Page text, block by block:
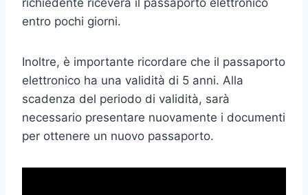
entro pochi giorni.
Inoltre, è importante ricordare che il passaporto
elettronico ha una validità di 5 anni. Alla
scadenza del periodo di validità, sarà
necessario presentare nuovamente i documenti
per ottenere un nuovo passaporto.